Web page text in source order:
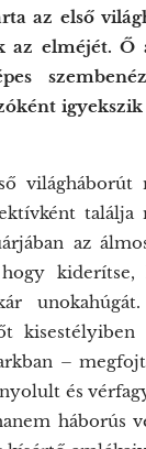
az első
az elméjét. Ő
igyekszik
világháborút
az
hogy
kisestélyiben
–
és
háborús